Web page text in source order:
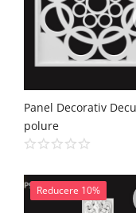
polure
Reducere 10%